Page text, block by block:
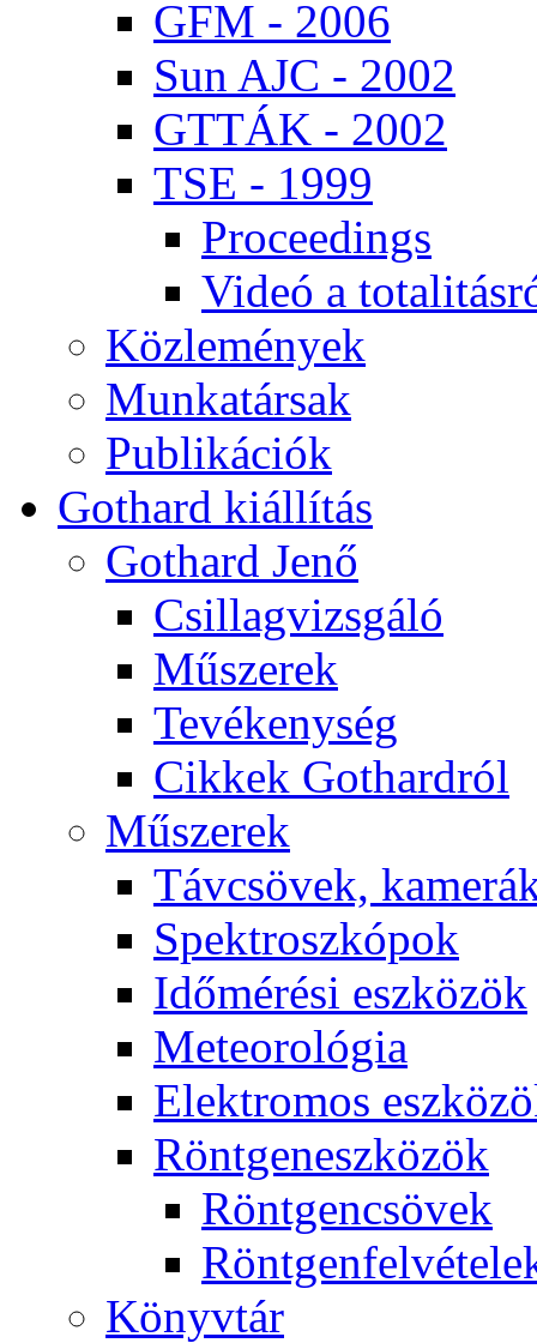
GFM - 2006
Sun AJC - 2002
GT­TÁK - 2002
TSE - 1999
Pro­ce­e­dings
Vi­deó a
Köz­le­mé­nyek
Mun­ka­tár­sak
Pub­li­ká­ci­ók
Got­hard ki­ál­lí­tás
Got­hard Je­nő
Csil­lag­vizs­gá­ló
Mű­sze­rek
Te­vé­keny­ség
Cik­kek Got­hard­ról
Mű­sze­rek
Táv­csö­vek,
Spekt­rosz­kó­pok
Idő­mé­ré­si esz­kö­zök
Me­te­o­ro­ló­gia
Elekt­ro­mos
Rönt­gen­esz­kö­zök
Rönt­gen­csö­vek
Könyv­tár